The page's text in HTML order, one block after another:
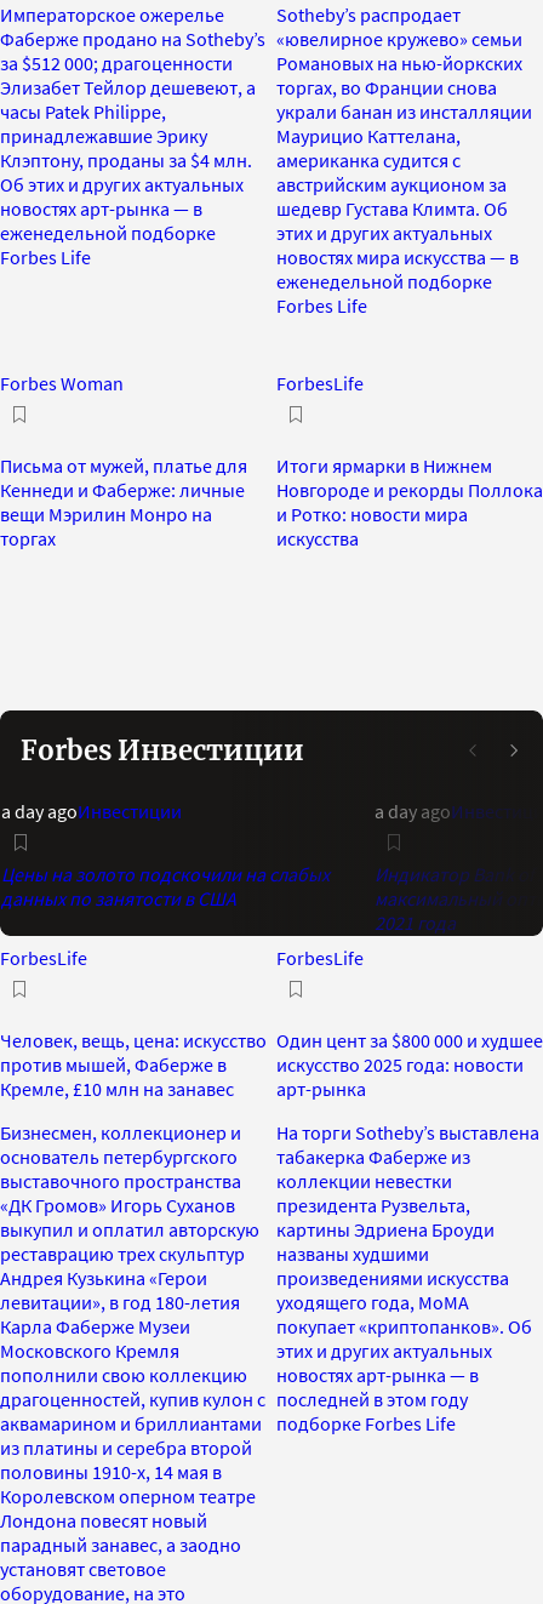
Императорское ожерелье
Фаберже продано на Sotheby’s
за $512 000; драгоценности
Элизабет Тейлор дешевеют, а
часы Patek Philippe,
принадлежавшие Эрику
Клэптону, проданы за $4 млн.
Об этих и других актуальных
новостях арт-рынка — в
еженедельной подборке
Forbes Life
Sotheby’s распродает
«ювелирное кружево» семьи
Романовых на нью-йоркских
торгах, во Франции снова
украли банан из инсталляции
Маурицио Каттелана,
американка судится с
австрийским аукционом за
шедевр Густава Климта. Об
этих и других актуальных
новостях мира искусства — в
еженедельной подборке
Forbes Life
Forbes Woman
Письма от мужей, платье для
Кеннеди и Фаберже: личные
вещи Мэрилин Монро на
торгах
ForbesLife
Итоги ярмарки в Нижнем
Новгороде и рекорды Поллока
и Ротко: новости мира
искусства
Forbes Инвестиции
a day agoИнвестиции
Цены на золото подскочили на слабых
данных по занятости в США
a day ago
Индикатор Bank of
максимальный
2021 года
ForbesLife
Человек, вещь, цена: искусство
против мышей, Фаберже в
Кремле, £10 млн на занавес
Бизнесмен, коллекционер и
основатель петербургского
выставочного пространства
«ДК Громов» Игорь Суханов
выкупил и оплатил авторскую
реставрацию трех скульптур
Андрея Кузькина «Герои
левитации», в год 180-летия
Карла Фаберже Музеи
Московского Кремля
пополнили свою коллекцию
драгоценностей, купив кулон с
аквамарином и бриллиантами
из платины и серебра второй
половины 1910-х, 14 мая в
Королевском оперном театре
Лондона повесят новый
парадный занавес, а заодно
установят световое
оборудование, на это
ForbesLife
Один цент за $800 000 и худшее
искусство 2025 года: новости
арт-рынка
На торги Sotheby’s выставлена
табакерка Фаберже из
коллекции невестки
президента Рузвельта,
картины Эдриена Броуди
названы худшими
произведениями искусства
уходящего года, MoMA
покупает «криптопанков». Об
этих и других актуальных
новостях арт-рынка — в
последней в этом году
подборке Forbes Life